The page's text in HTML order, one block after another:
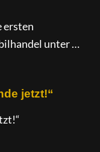
ersten
unter …
jetzt!“